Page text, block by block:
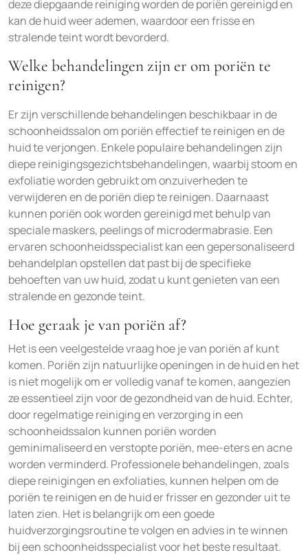
deze diepgaande reiniging worden de poriën gereinigd en
kan de huid weer ademen, waardoor een frisse en
stralende teint wordt bevorderd.
Welke behandelingen zijn er om poriën te
reinigen?
Er zijn verschillende behandelingen beschikbaar in de
schoonheidssalon om poriën effectief te reinigen en de
huid te verjongen. Enkele populaire behandelingen zijn
diepe reinigingsgezichtsbehandelingen, waarbij stoom en
exfoliatie worden gebruikt om onzuiverheden te
verwijderen en de poriën diep te reinigen. Daarnaast
kunnen poriën ook worden gereinigd met behulp van
speciale maskers, peelings of microdermabrasie. Een
ervaren schoonheidsspecialist kan een gepersonaliseerd
behandelplan opstellen dat past bij de specifieke
behoeften van uw huid, zodat u kunt genieten van een
stralende en gezonde teint.
Hoe geraak je van poriën af?
Het is een veelgestelde vraag hoe je van poriën af kunt
komen. Poriën zijn natuurlijke openingen in de huid en het
is niet mogelijk om er volledig vanaf te komen, aangezien
ze essentieel zijn voor de gezondheid van de huid. Echter,
door regelmatige reiniging en verzorging in een
schoonheidssalon kunnen poriën worden
geminimaliseerd en verstopte poriën, mee-eters en acne
worden verminderd. Professionele behandelingen, zoals
diepe reinigingen en exfoliaties, kunnen helpen om de
poriën te reinigen en de huid er frisser en gezonder uit te
laten zien. Het is belangrijk om een goede
huidverzorgingsroutine te volgen en advies in te winnen
bij een schoonheidsspecialist voor het beste resultaat.